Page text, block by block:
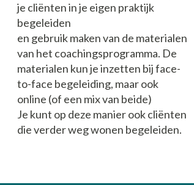
je cliënten in je eigen praktijk
begeleiden
en gebruik maken van de materialen
van het coachingsprogramma. De
materialen kun je inzetten bij face-
to-face begeleiding, maar ook
online (of een mix van beide)
Je kunt op deze manier ook cliënten
die verder weg wonen begeleiden.